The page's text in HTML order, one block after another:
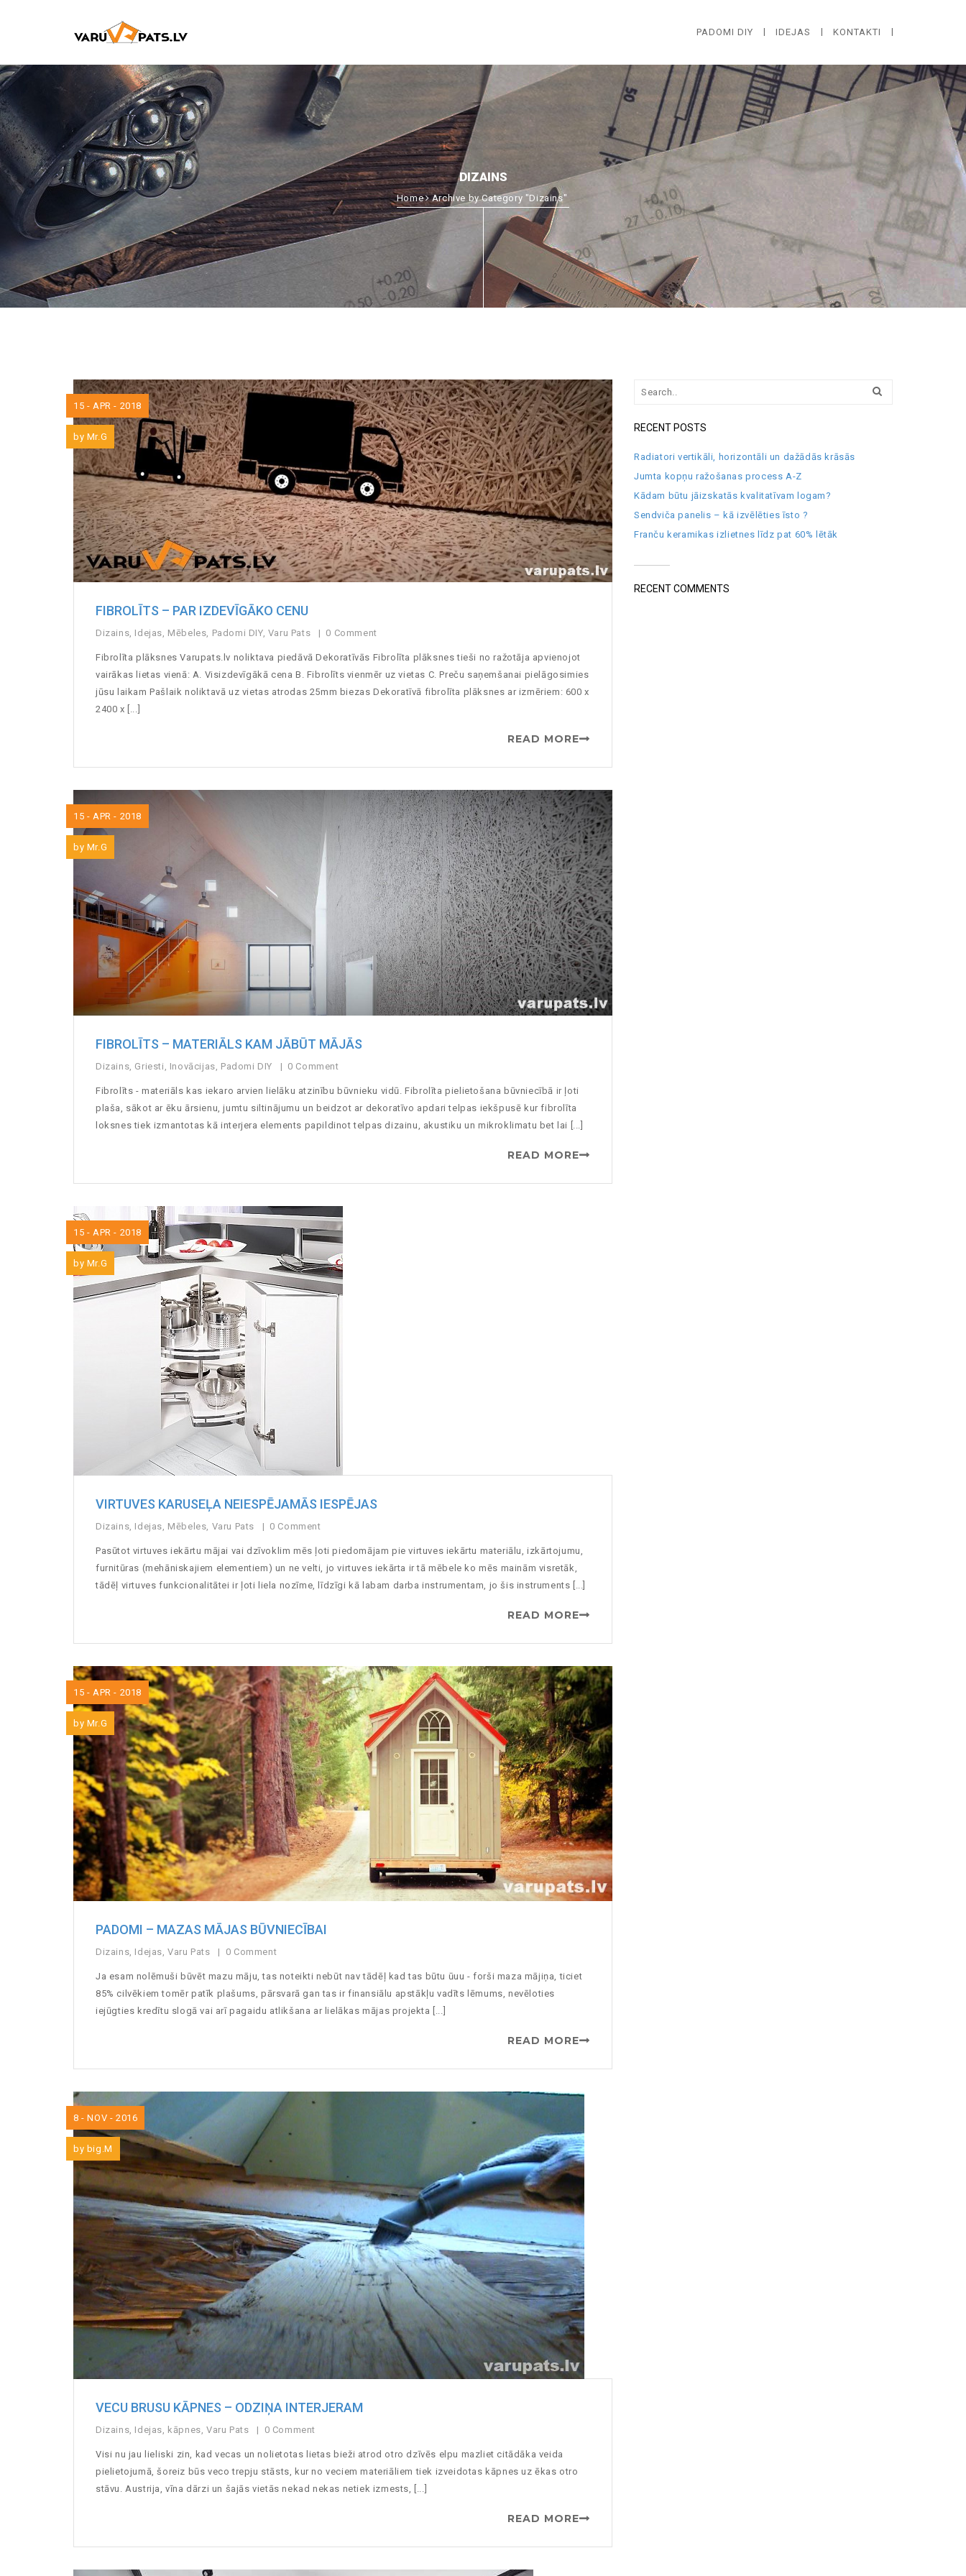
PADOMI DIY IDEJAS KONTAKTI
DIZAINS
Home Archive by Category "Dizains"
15 - APR - 2018
by Mr.G
FIBROLĪTS – PAR IZDEVĪGĀKO CENU
Dizains Idejas Mēbeles Padomi DIY, Varu Pats 0 Comment
Fibrolīta plāksnes Varupats.lv noliktava piedāvā Dekoratīvās Fibrolīta plāksnes tieši no ražotāja apvienojot
vairākas lietas vienā: A. Visizdevīgākā cena B. Fibrolīts vienmēr uz vietas C. Preču saņemšanai pielāgosimies
jūsu laikam Pašlaik noliktavā uz vietas atrodas 25mm biezas Dekoratīvā fibrolīta plāksnes ar izmēriem: 600 x
2400 x [...]
READ MORE
15 - APR - 2018
by Mr.G
FIBROLĪTS – MATERIĀLS KAM JĀBŪT MĀJĀS
Dizains, Griesti , Inovācijas, Padomi DIY 0 Comment
Fibrolīts - materiāls kas iekaro arvien lielāku atzinību būvnieku vidū. Fibrolīta pielietošana būvniecībā ir ļoti
plaša, sākot ar ēku ārsienu, jumtu siltinājumu un beidzot ar dekoratīvo apdari telpas iekšpusē kur fibrolīta
loksnes tiek izmantotas kā interjera elements papildinot telpas dizainu, akustiku un mikroklimatu bet lai [...]
READ MORE
15 - APR - 2018
by Mr.G
VIRTUVES KARUSEĻA NEIESPĒJAMĀS IESPĒJAS
Dizains, Idejas, Mēbeles, Varu Pats 0 Comment
Pasūtot virtuves iekārtu mājai vai dzīvoklim mēs ļoti piedomājam pie virtuves iekārtu materiālu, izkārtojumu,
furnitūras (mehāniskajiem elementiem) un ne velti, jo virtuves iekārta ir tā mēbele ko mēs mainām visretāk,
tādēļ virtuves funkcionalitātei ir ļoti liela nozīme, līdzīgi kā labam darba instrumentam, jo šis instruments [...]
READ MORE
15 - APR - 2018
by Mr.G
PADOMI – MAZAS MĀJAS BŪVNIECĪBAI
Dizains, Idejas,Varu Pats 0 Comment
Ja esam nolēmuši būvēt mazu māju, tas noteikti nebūt nav tādēļ kad tas būtu ūuu - forši maza mājiņa, ticiet
85% cilvēkiem tomēr patīk plašums, pārsvarā gan tas ir finansiālu apstākļu vadīts lēmums, nevēloties
iejūgties kredītu slogā vai arī pagaidu atlikšana ar lielākas mājas projekta [...]
READ MORE
8 - NOV - 2016
by big.M
VECU BRUSU KĀPNES – ODZIŅA INTERJERAM
Dizains, Idejas, kāpnes,Varu Pats 0 Comment
Visi nu jau lieliski zin, kad vecas un nolietotas lietas bieži atrod otro dzīvēs elpu mazliet citādāka veida
pielietojumā, šoreiz būs veco trepju stāsts, kur no veciem materiāliem tiek izveidotas kāpnes uz ēkas otro
stāvu. Austrija, vīna dārzi un šajās vietās nekad nekas netiek izmests, [...]
READ MORE
RECENT POSTS
Radiatori vertikāli, horizontāli un dažādās krāsās
Jumta kopņu ražošanas process A-Z
Kādam būtu jāizskatās kvalitatīvam logam?
Sendviča panelis – kā izvēlēties īsto ?
Franču keramikas izlietnes līdz pat 60% lētāk
RECENT COMMENTS